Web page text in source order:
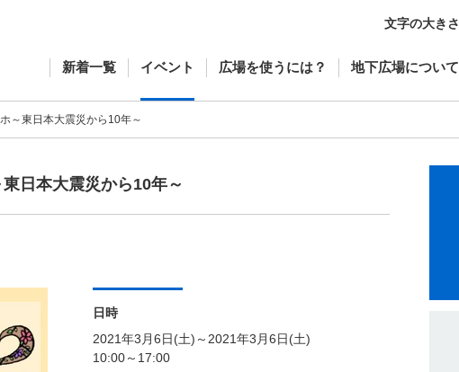
文字の大きさ
新着一覧 イベント 広場を使うには？ 地下広場について
～東日本大震災から10年～
日本大震災から10年～
日時
2021年3月6日(土)～2021年3月6日(土)
10:00～17:00